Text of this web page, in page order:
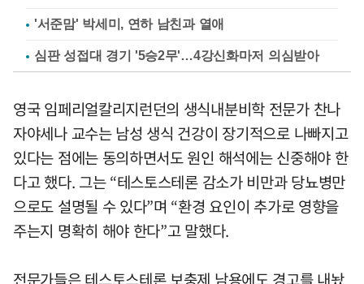
'서준맘' 박세미, 연하 남친과 열애
심판 성접대 경기 '5승2무'…4강신화마저 의심받아
영국 임페리얼칼리지런던의 생식내분비학 전문가 찬나
자야세나 교수는 남성 생식 건강이 장기적으로 나빠지고
있다는 점에는 동의하면서도 원인 해석에는 신중해야 한
다고 했다. 그는 “테스토스테론 감소가 비만과 당뇨병만
으로도 설명될 수 있다”며 “환경 요인이 추가로 영향을
주는지 명확히 해야 한다”고 말했다.
전문가들은 테스토스테론 보충제 남용에도 경고를 내놨